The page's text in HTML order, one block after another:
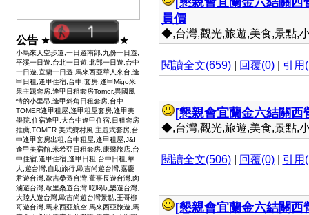
公告 ★ ★
小烏來天空步道,一日遊南部,九份一日遊,
平溪一日遊,台北一日遊,北部一日遊,台中
一日遊,宜蘭一日遊,馬來西亞華人來台,逢
甲日租,逢甲住宿,台中,套房,逢甲Migo米
果主題套房,逢甲日租套房Tomer,異國風
情的小里昂,逢甲斜角日租套房,台中
TOMER逢甲租屋,逢甲租屋套房,逢甲美
學院,住宿逢甲,大台中逢甲住宿,日租套房
推薦,TOMER 美式鄉村風,主題式套房,台
中逢甲套房出租,台中租屋,逢甲租屋,J&I
逢甲美宿館,米希亞日租套房,康馨旅店,台
中住宿,逢甲住宿,逢甲日租,台中日租,華
人,遊台灣,自助旅行,歐吉尚遊台灣,嘉慶
君遊台灣,歐吉桑遊台灣,董事長遊台灣,肉
滷遊台灣,歐里桑遊台灣,吃喝玩樂遊台灣,
大陸人遊台灣,歐吉尚遊台灣景點,王哥柳
哥遊台灣,馬來西亞航空,馬來西亞旅遊,馬
員價
◆,台灣,觀光,旅遊,美食,景點,
閱讀全文(659)| 回覆(0)| 引用
[懇親會宜蘭金六結關西
◆,台灣,觀光,旅遊,美食,景點,
閱讀全文(506)| 回覆(0)| 引用
[懇親會宜蘭金六結關西